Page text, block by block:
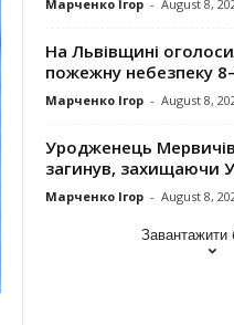
Марченко Ігор - August 8,
На Львівщині
пожежну небезпеку
Марченко Ігор - August 8,
Уродженець
загинув, захищаючи
Марченко Ігор - August 8,
Завантажити